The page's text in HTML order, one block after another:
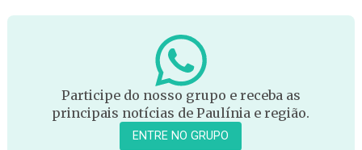
Participe do nosso grupo e receba as
principais notícias de Paulínia e região.
ENTRE NO GRUPO